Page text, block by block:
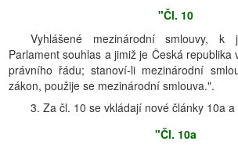
"Čl. 10
Vyhlášené mezinárodní smlouvy, k
Parlament souhlas a jimiž je Česká republika
právního řádu; stanoví-li mezinárodní
zákon, použije se mezinárodní smlouva.".
3. Za čl. 10 se vkládají nové články 10a
"Čl. 10a